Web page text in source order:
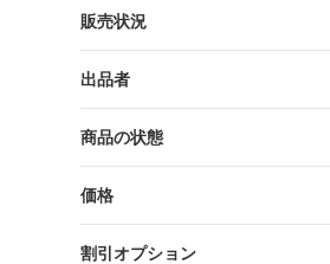
販売状況
出品者
商品の状態
価格
割引オプション